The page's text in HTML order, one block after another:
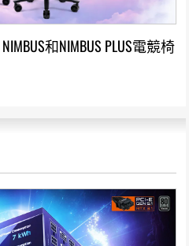
和NIMBUS PLUS電競椅